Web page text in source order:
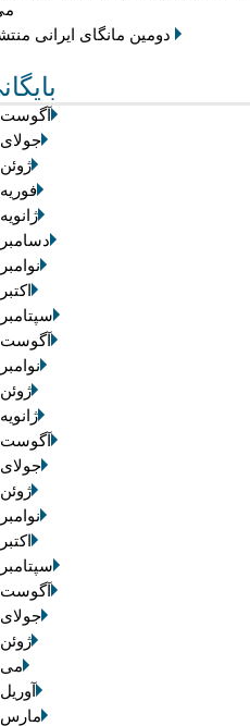
دومین مانگای ایرانی
آگوست 2026
جولای 2026
ژوئن 2026
فوریه 2026
ژانویه 2026
دسامبر 2025
نوامبر 2025
اکتبر 2025
سپتامبر 2025
آگوست 2025
نوامبر 2020
ژوئن 2020
ژانویه 2020
آگوست 2019
جولای 2019
ژوئن 2019
نوامبر 2016
اکتبر 2016
سپتامبر 2016
آگوست 2016
جولای 2016
ژوئن 2016
می 2016
آوریل 2016
مارس 2016